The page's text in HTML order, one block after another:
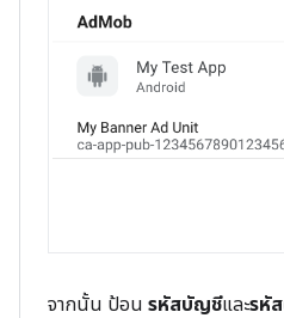
จากนั้น ป้อน รหัสบัญชีและรหั